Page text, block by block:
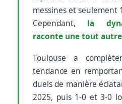
messines et seulement
Cependant, la
raconte une tout
Toulouse a
tendance en
duels de manière
2025, puis 1-0 et 3-0